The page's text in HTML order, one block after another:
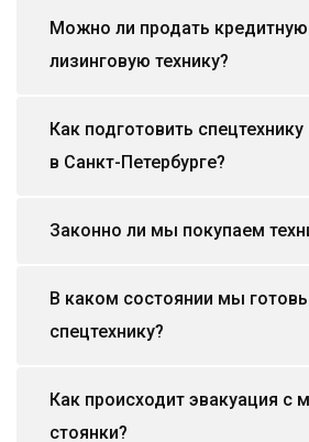
Можно ли продать кредитную
лизинговую технику?
Как подготовить
в Санкт-Петербурге?
Законно ли мы покупаем
В каком состоянии мы
спецтехнику?
Как происходит эвакуация с
стоянки?